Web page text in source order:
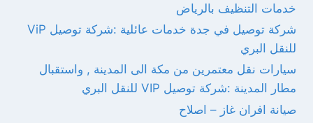
خدمات التنظيف بالرياض
شركة توصيل في جدة خدمات عائلية :شركة توصيل ViP
للنقل البري
سيارات نقل معتمرين من مكة الى المدينة , واستقبال
مطار المدينة :شركة توصيل VIP للنقل البري
صيانة افران غاز – اصلاح